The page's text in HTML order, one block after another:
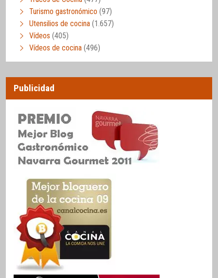
Turismo gastronómico (97)
Utensilios de cocina (1.657)
Vídeos (405)
Vídeos de cocina (496)
Publicidad